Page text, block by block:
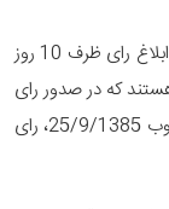
، هر گاه شهرداری یا صاحب ملک یا قائم مقام او از تاریخ ابلاغ رای ظرف 10 روز
آن غیر از افرادی هستند که در صدور رای
قبلی شرکت داشته اند، رای این کمیسیون قطعی است ولی با توجه به بند 2 ماده 13 قانون دیوان عدالت اداری مصوب 25/9/1385، رای